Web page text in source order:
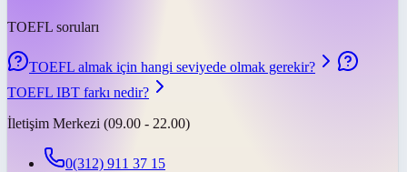
TOEFL soruları
TOEFL almak için hangi seviyede olmak gerekir?
TOEFL IBT farkı nedir?
İletişim Merkezi (09.00 - 22.00)
0(312) 911 37 15